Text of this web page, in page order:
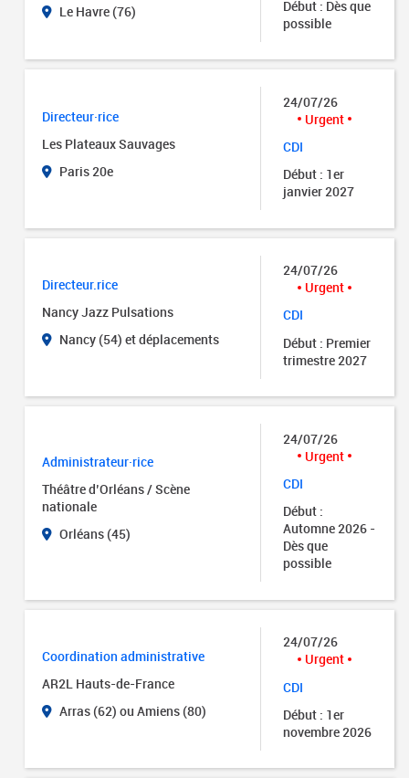
Le Havre (76)
Début : Dès que
possible
Directeur·rice
Les Plateaux Sauvages
Paris 20e
24/07/26
Urgent
CDI
Début : 1er
janvier 2027
Directeur.rice
Nancy Jazz Pulsations
Nancy (54) et déplacements
24/07/26
Urgent
CDI
Début : Premier
trimestre 2027
Administrateur·rice
Théâtre d’Orléans / Scène
nationale
Orléans (45)
24/07/26
Urgent
CDI
Début :
Automne 2026 -
Dès que
possible
Coordination administrative
AR2L Hauts-de-France
Arras (62) ou Amiens (80)
24/07/26
Urgent
CDI
Début : 1er
novembre 2026